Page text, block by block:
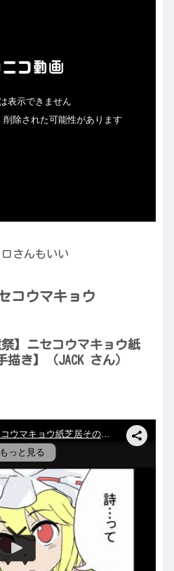
さんもいい
コウマキョウ
祭】ニセコウマキョウ紙
き】（JACK さん）